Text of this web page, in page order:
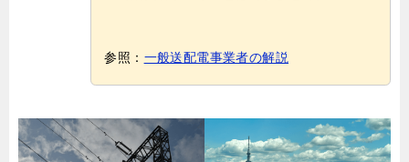
参照： 一般送配電事業者の解説